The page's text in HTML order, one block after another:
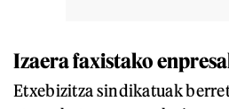
Izaera faxistako
Etxebizitza sindikatuak